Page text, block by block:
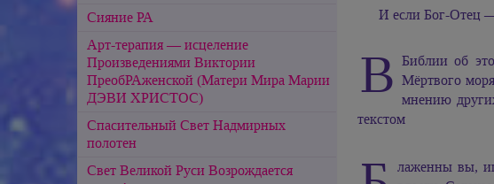
Сияние РА
Арт-терапия — исцеление
Произведениями Виктории
ПреобРАженской (Матери Мира Марии
ДЭВИ ХРИСТОС)
Спасительный Свет Надмирных
полотен
Свет Великой Руси Возрождается
И если Бог-Отец
В Библии об
Мёртвого
мнению
текстом
лаженны вы,